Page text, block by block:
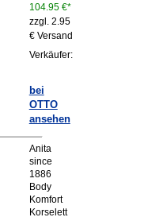
104.95 €*
zzgl. 2.95
€ Versand
Verkäufer:
bei
OTTO
ansehen
Anita
since
1886
Body
Komfort
Korselett